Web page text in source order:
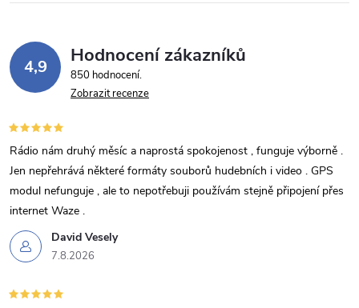
4,9 Hodnocení zákazníků
850 hodnocení
Zobrazit recenze
David Vesely
7.8.2026
Rádio nám druhý měsíc a naprostá spokojenost , funguje výborně .
Jen nepřehrává některé formáty souborů hudebních i video . GPS
modul nefunguje , ale to nepotřebuji používám stejně připojení přes
internet Waze .